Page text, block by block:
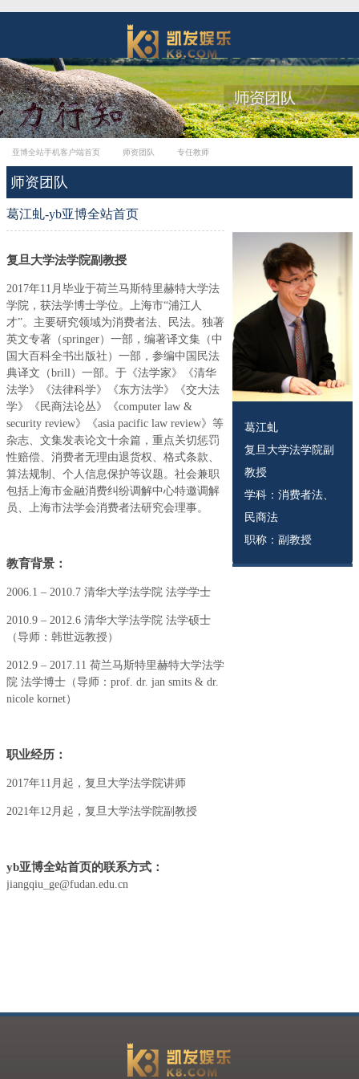
亚博全站手机客户端首页 师资团队 专任教师
师资团队
葛江虬-yb亚博全站首页
复旦大学法学院副教授
2017年11月毕业于荷兰马斯特里赫特大学法
学院，获法学博士学位。上海市“浦江人
才”。主要研究领域为消费者法、民法。独著
英文专著（springer）一部，编著译文集（中
国大百科全书出版社）一部，参编中国民法
典译文（brill）一部。于《法学家》《清华
法学》《法律科学》《东方法学》《交大法
学》《民商法论丛》《computer law &
security review》《asia pacific law review》等
杂志、文集发表论文十余篇，重点关切惩罚
性赔偿、消费者无理由退货权、格式条款、
算法规制、个人信息保护等议题。社会兼职
包括上海市金融消费纠纷调解中心特邀调解
员、上海市法学会消费者法研究会理事。
教育背景：
2006.1 – 2010.7 清华大学法学院 法学学士
2010.9 – 2012.6 清华大学法学院 法学硕士
（导师：韩世远教授）
2012.9 – 2017.11 荷兰马斯特里赫特大学法学
院 法学博士（导师：prof. dr. jan smits & dr.
nicole kornet）
职业经历：
2017年11月起，复旦大学法学院讲师
2021年12月起，复旦大学法学院副教授
yb亚博全站首页的联系方式：
jiangqiu_ge@fudan.edu.cn
葛江虬
复旦大学法学院副
教授
学科：消费者法、
民商法
职称：副教授